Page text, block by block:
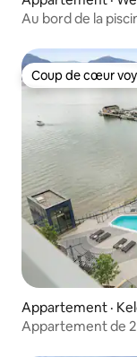
Au bord de la
Coup de cœur
Coup de cœur
Appartement ·
Appartement de 2